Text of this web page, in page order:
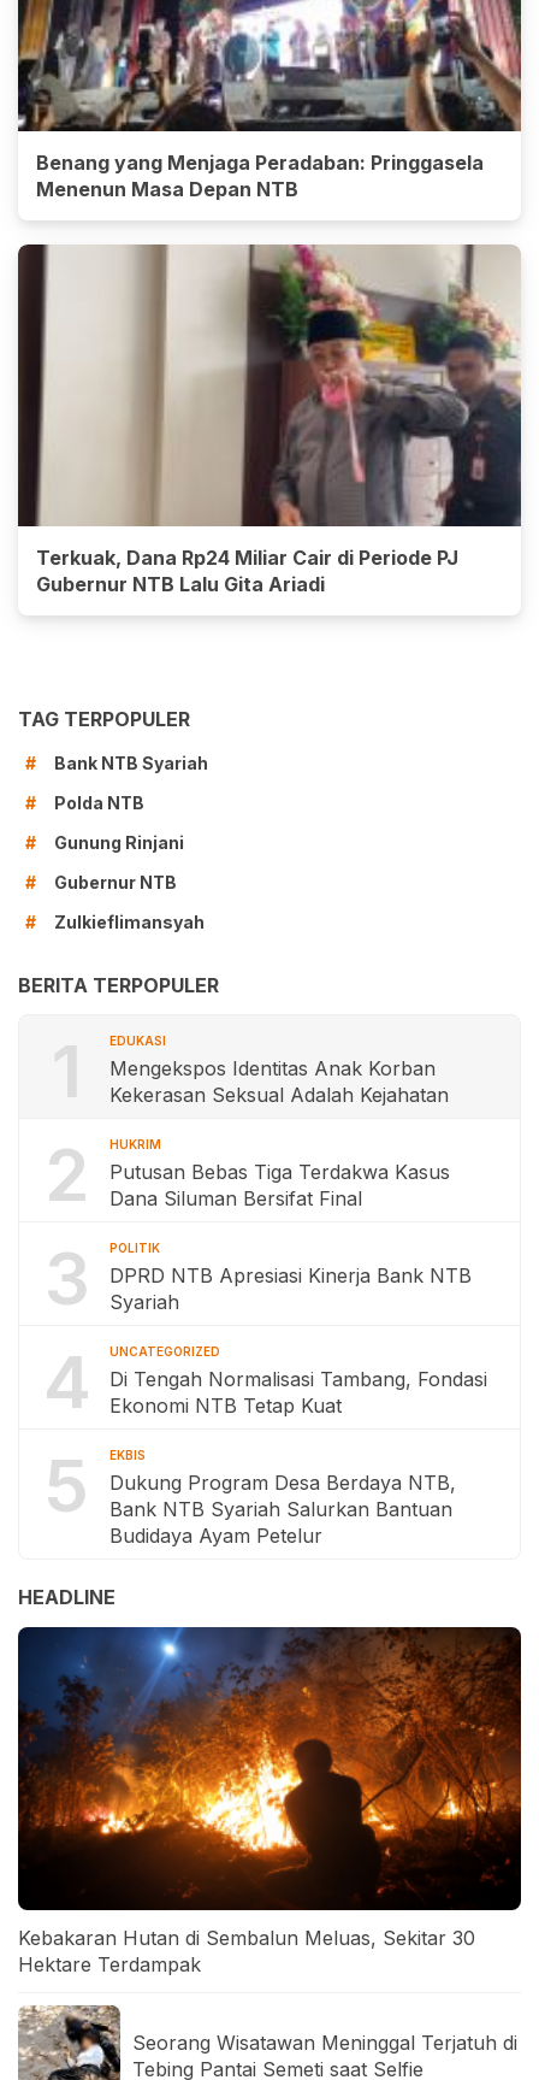
Benang yang Menjaga Peradaban: Pringgasela
Menenun Masa Depan NTB
Terkuak, Dana Rp24 Miliar Cair di Periode PJ
Gubernur NTB Lalu Gita Ariadi
TAG TERPOPULER
#
Bank NTB Syariah
#
Polda NTB
#
Gunung Rinjani
#
Gubernur NTB
#
Zulkieflimansyah
BERITA TERPOPULER
1 EDUKASI
Mengekspos Identitas Anak Korban
Kekerasan Seksual Adalah Kejahatan
2 HUKRIM
Putusan Bebas Tiga Terdakwa Kasus
Dana Siluman Bersifat Final
3 POLITIK
DPRD NTB Apresiasi Kinerja Bank NTB
Syariah
4 UNCATEGORIZED
Di Tengah Normalisasi Tambang, Fondasi
Ekonomi NTB Tetap Kuat
5 EKBIS
Dukung Program Desa Berdaya NTB,
Bank NTB Syariah Salurkan Bantuan
Budidaya Ayam Petelur
HEADLINE
Kebakaran Hutan di Sembalun Meluas, Sekitar 30
Hektare Terdampak
Seorang Wisatawan Meninggal Terjatuh di
Tebing Pantai Semeti saat Selfie